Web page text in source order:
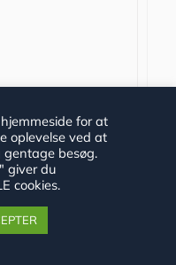
Detaljer
for at
oplevelse ved at
besøg.
giver du
cookies.